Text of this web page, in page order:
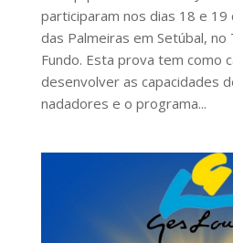
participaram nos dias 18 e 19
das Palmeiras em Setúbal, no
Fundo. Esta prova tem como
desenvolver as capacidades
nadadores e o programa...